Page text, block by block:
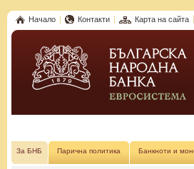
Начало Контакти Карта на сайта
За БНБ Парична политика Банкноти и